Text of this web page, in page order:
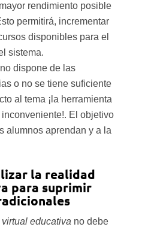
rendimiento posible
permitirá, incrementar
disponibles para el
sistema.
dispone de las
o no se tiene suficiente
al tema ¡la herramienta
El objetivo
alumnos aprendan y a la
la realidad
para suprimir
educativa no debe